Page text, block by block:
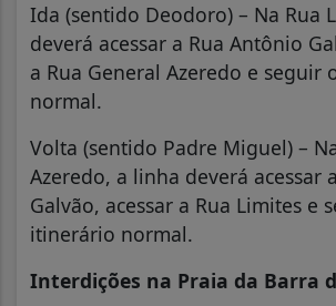
Ida (sentido Deodoro) – Na Rua
deverá acessar a Rua Antônio
a Rua General Azeredo e seguir
normal.
Volta (sentido Padre Miguel) –
Azeredo, a linha deverá acessar
Galvão, acessar a Rua Limites e
itinerário normal.
Interdições na Praia da Barra